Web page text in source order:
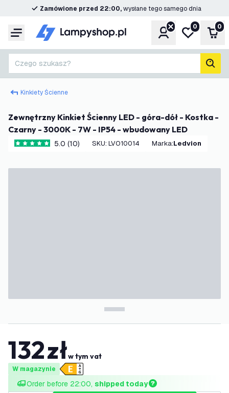
Zamówione przed 22:00,wysłane tego samego dnia
Menu KontoMoja lista
0 0
Czego szukasz?
Kinkiety Ścienne
Zewnętrzny Kinkiet Ścienny LED - góra-dół - Kostka -
Czarny - 3000K - 7W - IP54 - wbudowany LED
5 Gwiazdki oceny
5.0 (10) SKU: LVO10014 Marka: Ledvion
132złw tym vat
W magazynie
Order before 22:00, shipped today